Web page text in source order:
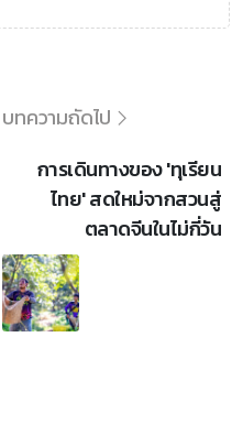
บทความถัดไป
การเดินทางของ 'ทุเรียน
ไทย' สดใหม่จากสวนสู่
ตลาดจีนในไม่กี่วัน